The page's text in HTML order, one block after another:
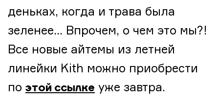
деньках, когда и трава была
зеленее… Впрочем, о чем это мы?!
Все новые айтемы из летней
линейки Kith можно приобрести
по этой ссылке уже завтра.